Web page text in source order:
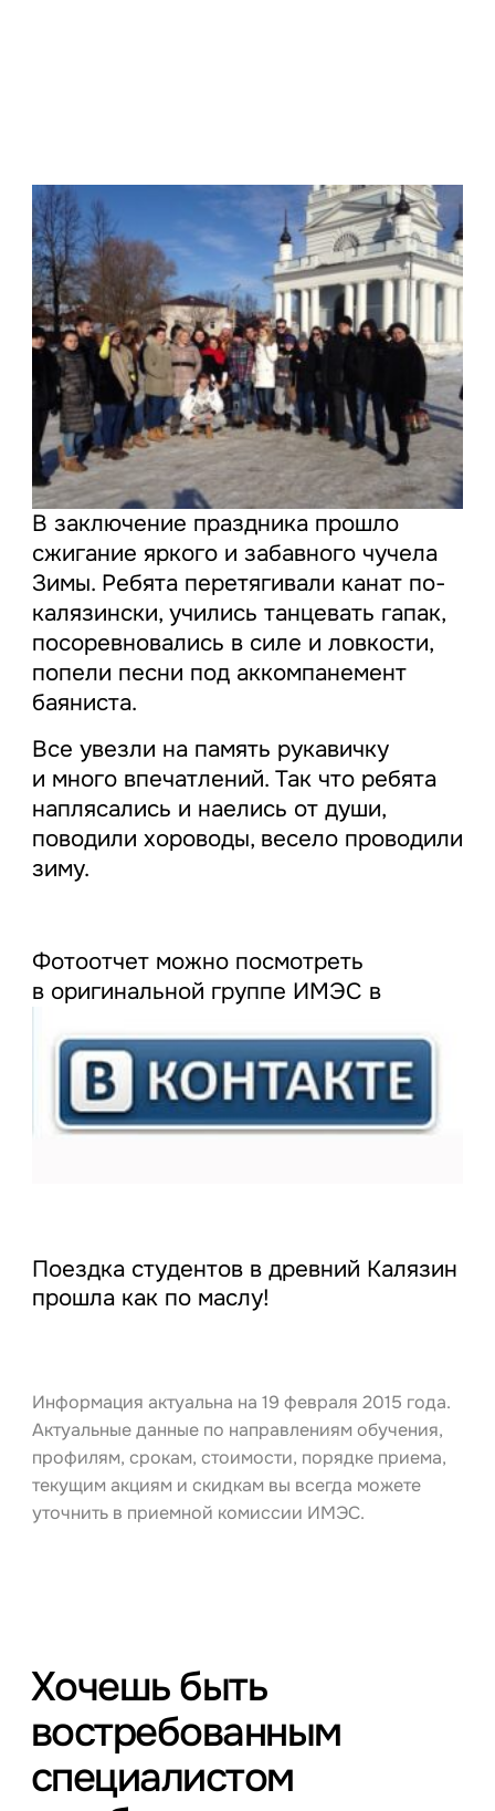
В заключение праздника прошло
сжигание яркого и забавного чучела
Зимы. Ребята перетягивали канат по-
калязински, учились танцевать гапак,
посоревновались в силе и ловкости,
попели песни под аккомпанемент
баяниста.
Все увезли на память рукавичку
и много впечатлений. Так что ребята
наплясались и наелись от души,
поводили хороводы, весело проводили
зиму.
Фотоотчет можно посмотреть
в оригинальной группе ИМЭС в
Поездка студентов в древний Калязин
прошла как по маслу!
Информация актуальна на 19 февраля 2015 года.
Актуальные данные по направлениям обучения,
профилям, срокам, стоимости, порядке приема,
текущим акциям и скидкам вы всегда можете
уточнить в приемной комиссии ИМЭС.
Хочешь быть
востребованным
специалистом